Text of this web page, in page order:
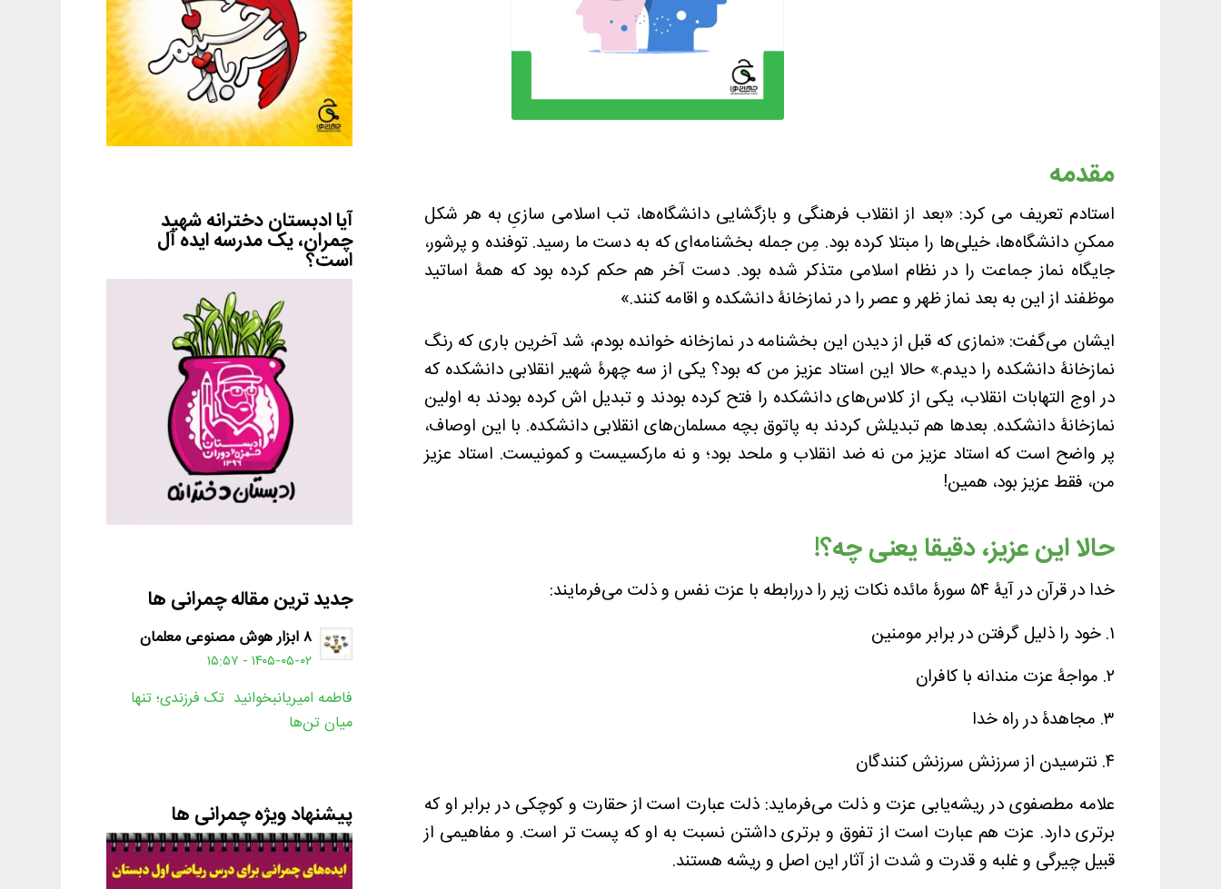
مقدمه
استادم تعریف می کرد: «بعد از انقلاب فرهنگی و بازگشایی دانشگاه‌ها، تب اسلامی سازیِ به هر شکل
ممکنِ دانشگاه‌ها، خیلی‌ها را مبتلا کرده بود. مِن جمله بخشنامه‌ای که به دست ما رسید. توفنده و پرشور،
جایگاه نماز جماعت را در نظام اسلامی متذکر شده بود. دست آخر هم حکم کرده بود که همۀ اساتید
موظفند از این به بعد نماز ظهر و عصر را در نمازخانۀ دانشکده و اقامه کنند.»
ایشان می‌گفت: «نمازی که قبل از دیدن این بخشنامه در نمازخانه خوانده بودم، شد آخرین باری که رنگ
نمازخانۀ دانشکده را دیدم.» حالا این استاد عزیز من که بود؟ یکی از سه چهرۀ شهیر انقلابی دانشکده که
در اوج التهابات انقلاب، یکی از کلاس‌های دانشکده را فتح کرده بودند و تبدیل اش کرده بودند به اولین
نمازخانۀ دانشکده. بعدها هم تبدیلش کردند به پاتوق بچه مسلمان‌های انقلابی دانشکده. با این اوصاف،
پر واضح است که استاد عزیز من نه ضد انقلاب و ملحد بود؛ و نه مارکسیست و کمونیست. استاد عزیز
من، فقط عزیز بود، همین!
حالا این عزیز، دقیقا یعنی چه؟!
خدا در قرآن در آیۀ ۵۴ سورۀ مائده نکات زیر را دررابطه با عزت نفس و ذلت می‌فرمایند:
۱. خود را ذلیل گرفتن در برابر مومنین
۲. مواجۀ عزت مندانه با کافران
۳. مجاهدۀ در راه خدا
۴. نترسیدن از سرزنش سرزنش کنندگان
علامه مطصفوی در ریشه‌یابی عزت و ذلت می‌فرماید: ذلت عبارت است از حقارت و کوچکی در برابر او که
برتری دارد. عزت هم عبارت است از تفوق و برتری داشتن نسبت به او که پست تر است. و مفاهیمی از
قبیل چیرگی و غلبه و قدرت و شدت از آثار این اصل و ریشه هستند.
آیا ادبستان دخترانه شهید
چمران، یک مدرسه ایده آل
است؟
جدید ترین مقاله چمرانی ها
۸ ابزار هوش مصنوعی معلمان
۱۴۰۵-۰۵-۰۲ - ۱۵:۵۷
فاطمه امیریانبخوانید تک فرزندی؛ تنها
میان تن‌ها
پیشنهاد ویژه چمرانی ها